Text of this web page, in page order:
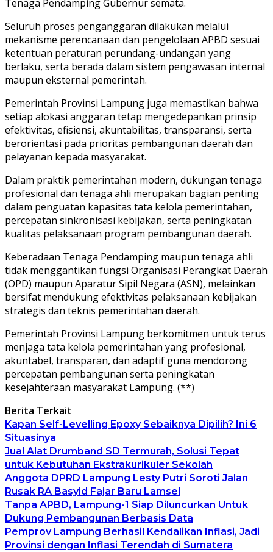
Tenaga Pendamping Gubernur semata.
Seluruh proses penganggaran dilakukan melalui
mekanisme perencanaan dan pengelolaan APBD sesuai
ketentuan peraturan perundang-undangan yang
berlaku, serta berada dalam sistem pengawasan internal
maupun eksternal pemerintah.
Pemerintah Provinsi Lampung juga memastikan bahwa
setiap alokasi anggaran tetap mengedepankan prinsip
efektivitas, efisiensi, akuntabilitas, transparansi, serta
berorientasi pada prioritas pembangunan daerah dan
pelayanan kepada masyarakat.
Dalam praktik pemerintahan modern, dukungan tenaga
profesional dan tenaga ahli merupakan bagian penting
dalam penguatan kapasitas tata kelola pemerintahan,
percepatan sinkronisasi kebijakan, serta peningkatan
kualitas pelaksanaan program pembangunan daerah.
Keberadaan Tenaga Pendamping maupun tenaga ahli
tidak menggantikan fungsi Organisasi Perangkat Daerah
(OPD) maupun Aparatur Sipil Negara (ASN), melainkan
bersifat mendukung efektivitas pelaksanaan kebijakan
strategis dan teknis pemerintahan daerah.
Pemerintah Provinsi Lampung berkomitmen untuk terus
menjaga tata kelola pemerintahan yang profesional,
akuntabel, transparan, dan adaptif guna mendorong
percepatan pembangunan serta peningkatan
kesejahteraan masyarakat Lampung. (**)
Berita Terkait
Kapan Self-Levelling Epoxy Sebaiknya Dipilih? Ini 6
Situasinya
Jual Alat Drumband SD Termurah, Solusi Tepat
untuk Kebutuhan Ekstrakurikuler Sekolah
Anggota DPRD Lampung Lesty Putri Soroti Jalan
Rusak RA Basyid Fajar Baru Lamsel
Tanpa APBD, Lampung-1 Siap Diluncurkan Untuk
Dukung Pembangunan Berbasis Data
Pemprov Lampung Berhasil Kendalikan Inflasi, Jadi
Provinsi dengan Inflasi Terendah di Sumatera